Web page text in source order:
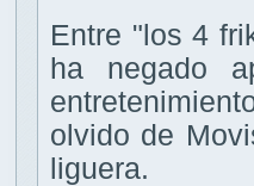
Entre "los 4
ha negado
olvido de
liguera.